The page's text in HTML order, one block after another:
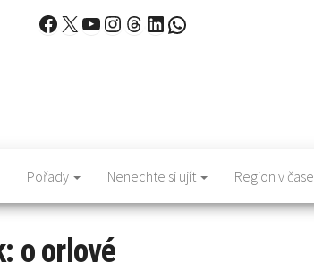
Facebook
X YouTube
Instagram
Threads
LinkedIn
WhatsApp
Pořady Nenechte si ujít Region v čase
o orlové